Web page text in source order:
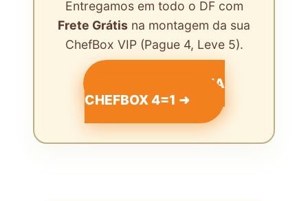
Entregamos em todo o DF com
Frete Grátis na montagem da sua
ChefBox VIP (Pague 4, Leve 5).
MONTAR MINHA
CHEFBOX 4=1 ➜